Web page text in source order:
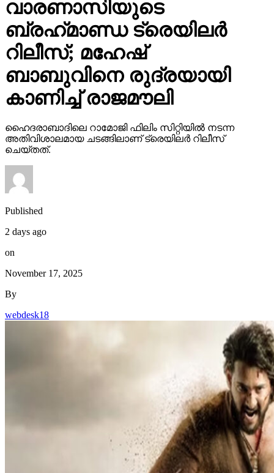
ബ്രഹ്‌മാണ്ഡ ട്രെയിലര്‍
റിലീസ്; മഹേഷ്
ബാബുവിനെ രുദ്രയായി
കാണിച്ച് രാജമൗലി
ഹൈദരാബാദിലെ റാമോജി ഫിലിം സിറ്റിയില്‍ നടന്ന
അതിവിശാലമായ ചടങ്ങിലാണ് ട്രെയിലര്‍ റിലീസ്
ചെയ്തത്.
Published
2 days ago
on
November 17, 2025
By
webdesk18